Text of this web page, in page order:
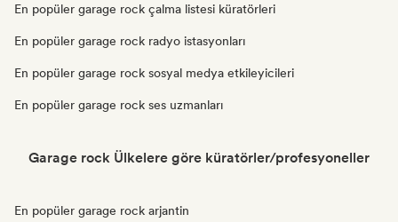
En popüler garage rock çalma listesi küratörleri
En popüler garage rock radyo istasyonları
En popüler garage rock sosyal medya etkileyicileri
En popüler garage rock ses uzmanları
Garage rock Ülkelere göre küratörler/profesyoneller
En popüler garage rock arjantin